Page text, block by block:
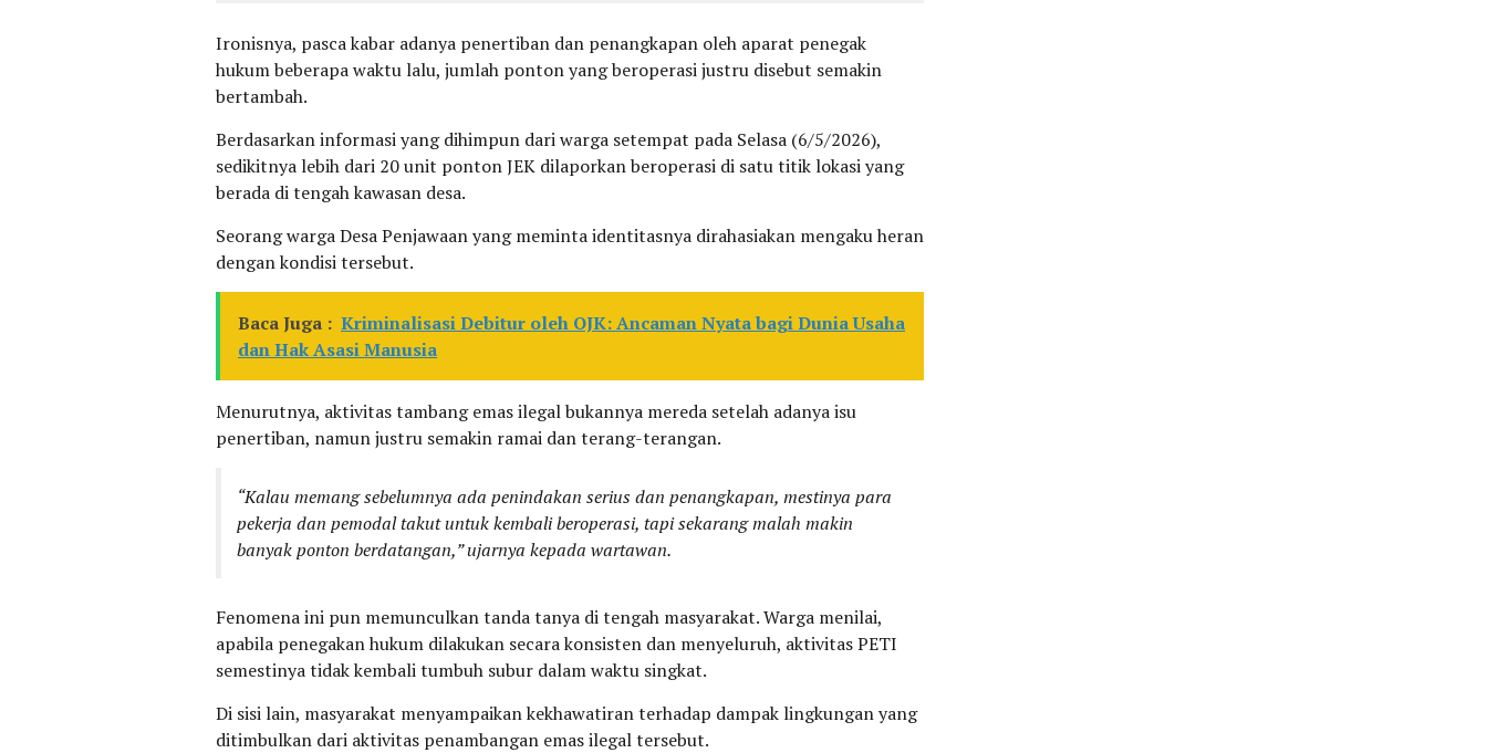
Ironisnya, pasca kabar adanya penertiban dan penangkapan oleh aparat penegak
hukum beberapa waktu lalu, jumlah ponton yang beroperasi justru disebut semakin
bertambah.
Berdasarkan informasi yang dihimpun dari warga setempat pada Selasa (6/5/2026),
sedikitnya lebih dari 20 unit ponton JEK dilaporkan beroperasi di satu titik lokasi yang
berada di tengah kawasan desa.
Seorang warga Desa Penjawaan yang meminta identitasnya dirahasiakan mengaku heran
dengan kondisi tersebut.
Baca Juga : Kriminalisasi Debitur oleh OJK: Ancaman Nyata bagi Dunia Usaha
dan Hak Asasi Manusia
Menurutnya, aktivitas tambang emas ilegal bukannya mereda setelah adanya isu
penertiban, namun justru semakin ramai dan terang-terangan.
“Kalau memang sebelumnya ada penindakan serius dan penangkapan, mestinya para
pekerja dan pemodal takut untuk kembali beroperasi, tapi sekarang malah makin
banyak ponton berdatangan,” ujarnya kepada wartawan.
Fenomena ini pun memunculkan tanda tanya di tengah masyarakat. Warga menilai,
apabila penegakan hukum dilakukan secara konsisten dan menyeluruh, aktivitas PETI
semestinya tidak kembali tumbuh subur dalam waktu singkat.
Di sisi lain, masyarakat menyampaikan kekhawatiran terhadap dampak lingkungan yang
ditimbulkan dari aktivitas penambangan emas ilegal tersebut.